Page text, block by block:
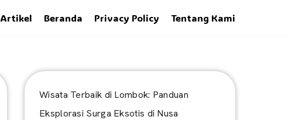
Artikel Beranda Privacy Policy Tentang Kami
Wisata Terbaik di Lombok: Panduan
Eksplorasi Surga Eksotis di Nusa